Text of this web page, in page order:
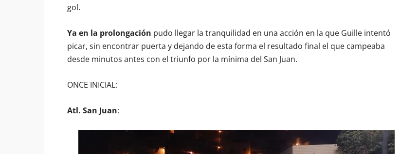
gol.
Ya en la prolongación pudo llegar la tranquilidad en una acción en la que Guille intentó
picar, sin encontrar puerta y dejando de esta forma el resultado final el que campeaba
desde minutos antes con el triunfo por la mínima del San Juan.
ONCE INICIAL:
Atl. San Juan: